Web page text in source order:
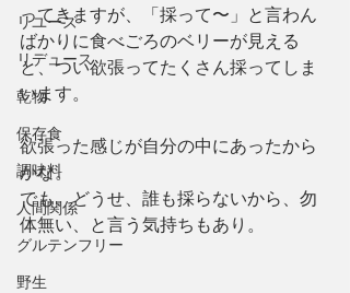
リユーズ
リデュース
乾物
保存食
調味料
人間関係
グルテンフリー
野生
ってきますが、「採って〜」と言わん
ばかりに食べごろのベリーが見える
と、つい欲張ってたくさん採ってしま
います。
欲張った感じが自分の中にあったから
かな。
でも、どうせ、誰も採らないから、勿
体無い、と言う気持ちもあり。